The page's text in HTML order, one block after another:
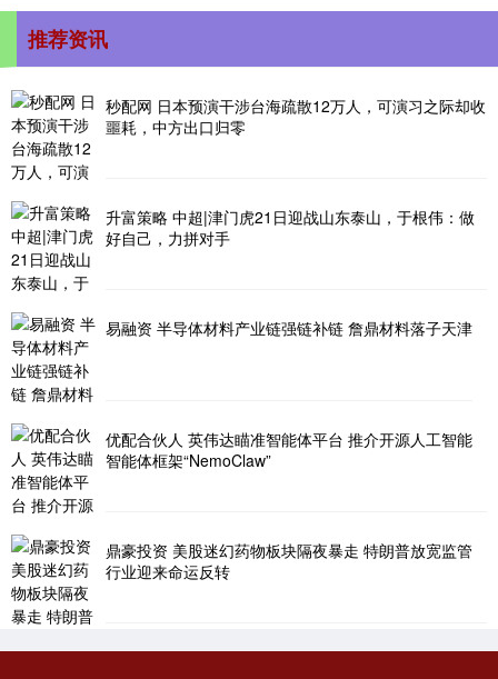
推荐资讯
秒配网 日本预演干涉台海疏散12万人，可演习之际却收
噩耗，中方出口归零
升富策略 中超|津门虎21日迎战山东泰山，于根伟：做
好自己，力拼对手
易融资 半导体材料产业链强链补链 詹鼎材料落子天津
优配合伙人 英伟达瞄准智能体平台 推介开源人工智能
智能体框架“NemoClaw”
鼎豪投资 美股迷幻药物板块隔夜暴走 特朗普放宽监管
行业迎来命运反转